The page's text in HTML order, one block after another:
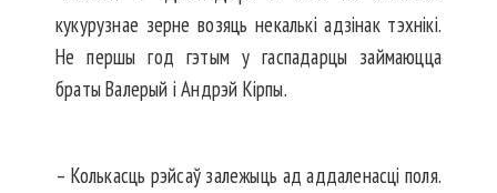
кукурузнае зерне возяць некалькі адзінак тэхнікі.
Не першы год гэтым у гаспадарцы займаюцца
браты Валерый і Андрэй Кірпы.
– Колькасць рэйсаў залежыць ад аддаленасці поля.